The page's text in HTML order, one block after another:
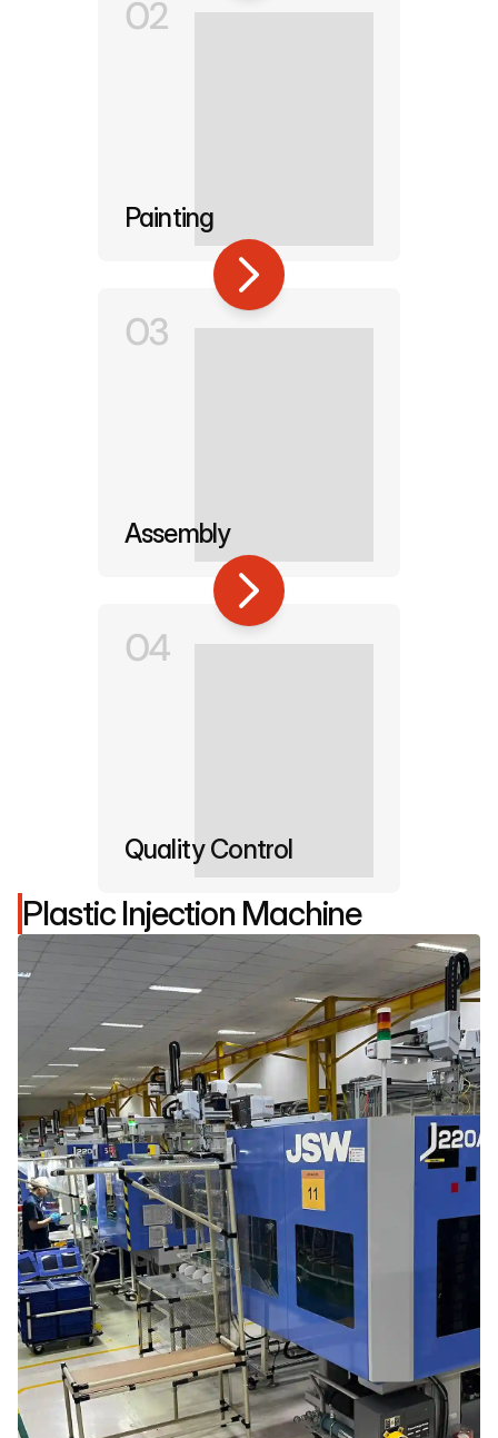
02
Painting
03
Assembly
04
Quality Control
Plastic Injection Machine